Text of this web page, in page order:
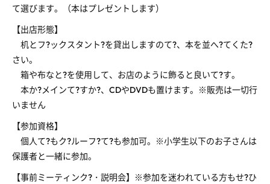
て選びます。（本はプレゼントします）
【出店形態】
机とフ?ックスタント?を貸出しますのて?、本を並へ?てくた?
さい。
箱や布なと?を使用して、お店のように飾ると良いて?す。
本か?メインて?すか?、CDやDVDも置けます。※販売は一切行
いません
【参加資格】
個人て?もク?ルーフ?て?も参加可。※小学生以下のお子さんは
保護者と一緒に参加。
【事前ミーティンク?・説明会】※参加を迷われている方もせ?ひ